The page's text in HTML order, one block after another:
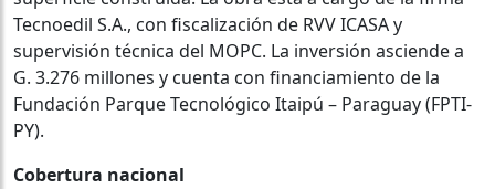
Tecnoedil S.A., con fiscalización de RVV ICASA y
supervisión técnica del MOPC. La inversión asciende a
G. 3.276 millones y cuenta con financiamiento de la
Fundación Parque Tecnológico Itaipú – Paraguay (FPTI-
PY).
Cobertura nacional